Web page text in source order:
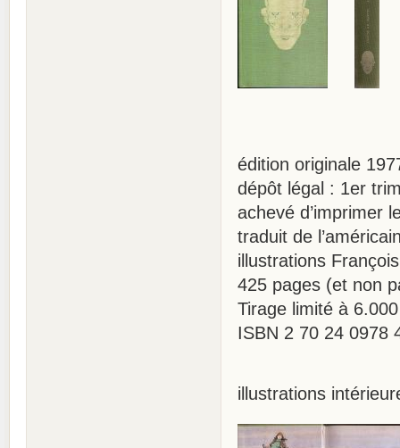
édition originale
dépôt légal : 1er
achevé d’imprimer
traduit de
illustrations
425 pages (et non
Tirage limité à
ISBN 2 70 24 0978
illustrations